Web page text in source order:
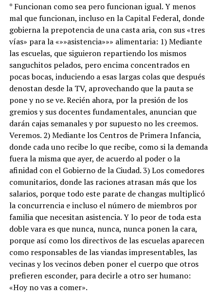
* Funcionan como sea pero funcionan igual. Y menos
mal que funcionan, incluso en la Capital Federal, donde
gobierna la prepotencia de una casta aria, con sus «tres
vías» para la «»»asistencia»»» alimentaria: 1) Mediante
las escuelas, que siguieron repartiendo los mismos
sanguchitos pelados, pero encima concentrados en
pocas bocas, induciendo a esas largas colas que después
denostan desde la TV, aprovechando que la pauta se
pone y no se ve. Recién ahora, por la presión de los
gremios y sus docentes fundamentales, anuncian que
darán cajas semanales y por supuesto no les creemos.
Veremos. 2) Mediante los Centros de Primera Infancia,
donde cada uno recibe lo que recibe, como si la demanda
fuera la misma que ayer, de acuerdo al poder o la
afinidad con el Gobierno de la Ciudad. 3) Los comedores
comunitarios, donde las raciones atrasan más que los
salarios, porque todo este parate de changas multiplicó
la concurrencia e incluso el número de miembros por
familia que necesitan asistencia. Y lo peor de toda esta
doble vara es que nunca, nunca, nunca ponen la cara,
porque así como los directivos de las escuelas aparecen
como responsables de las viandas impresentables, las
vecinas y los vecinos deben poner el cuerpo que otros
prefieren esconder, para decirle a otro ser humano:
«Hoy no vas a comer».